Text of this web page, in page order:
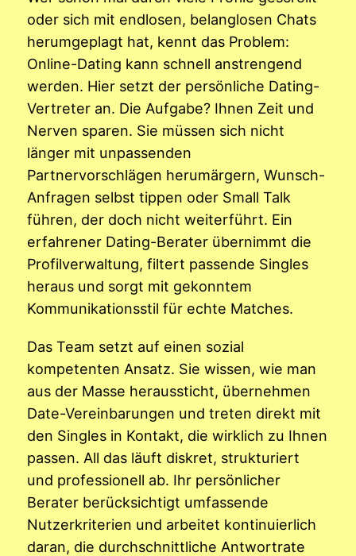
oder sich mit endlosen, belanglosen Chats
herumgeplagt hat, kennt das Problem:
Online-Dating kann schnell anstrengend
werden. Hier setzt der persönliche Dating-
Vertreter an. Die Aufgabe? Ihnen Zeit und
Nerven sparen. Sie müssen sich nicht
länger mit unpassenden
Partnervorschlägen herumärgern, Wunsch-
Anfragen selbst tippen oder Small Talk
führen, der doch nicht weiterführt. Ein
erfahrener Dating-Berater übernimmt die
Profilverwaltung, filtert passende Singles
heraus und sorgt mit gekonntem
Kommunikationsstil für echte Matches.
Das Team setzt auf einen sozial
kompetenten Ansatz. Sie wissen, wie man
aus der Masse heraussticht, übernehmen
Date-Vereinbarungen und treten direkt mit
den Singles in Kontakt, die wirklich zu Ihnen
passen. All das läuft diskret, strukturiert
und professionell ab. Ihr persönlicher
Berater berücksichtigt umfassende
Nutzerkriterien und arbeitet kontinuierlich
daran, die durchschnittliche Antwortrate